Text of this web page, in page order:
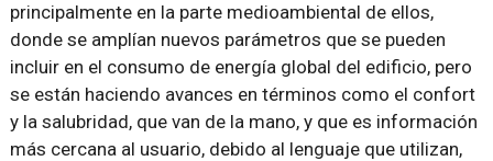
principalmente en la parte medioambiental de ellos,
donde se amplían nuevos parámetros que se pueden
incluir en el consumo de energía global del edificio, pero
se están haciendo avances en términos como el confort
y la salubridad, que van de la mano, y que es información
más cercana al usuario, debido al lenguaje que utilizan,